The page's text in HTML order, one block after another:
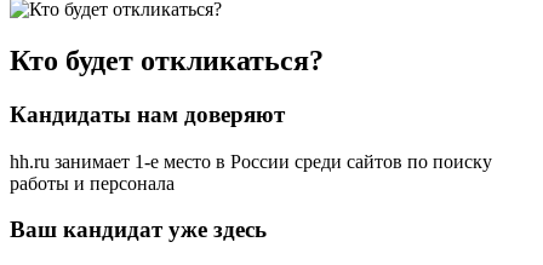
Кто будет откликаться?
Кандидаты нам доверяют
hh.ru занимает 1-е место в России среди сайтов по поиску
работы и персонала
Ваш кандидат уже здесь